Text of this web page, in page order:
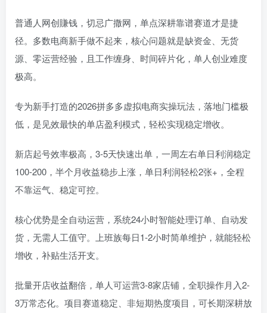
普通人网创賺钱，切忌广撒网，单点深耕靠谱赛道才是捷
径。多数电商新手做不起来，核心问题就是缺资金、无货
源、零运营经验，且工作缠身、时间碎片化，单人创业难度
极高。
专为新手打造的2026拼多多虚拟电商实操玩法，落地门槛极
低，是见效最快的单店盈利模式，轻松实现稳定增收。
新店起号效率极高，3-5天快速出单，一周左右单日利润稳定
100-200，半个月收益稳步上涨，单日利润轻松2张+，全程
不靠运气、稳定可控。
核心优势是全自动运营，系统24小时智能处理订单、自动发
货，无需人工值守。上班族每日1-2小时简单维护，就能轻松
增收，补贴生活开支。
批量开店收益翻倍，单人可运营3-8家店铺，全职操作月入2-
3万常态化。项目赛道稳定、非短期热度项目，可长期深耕放